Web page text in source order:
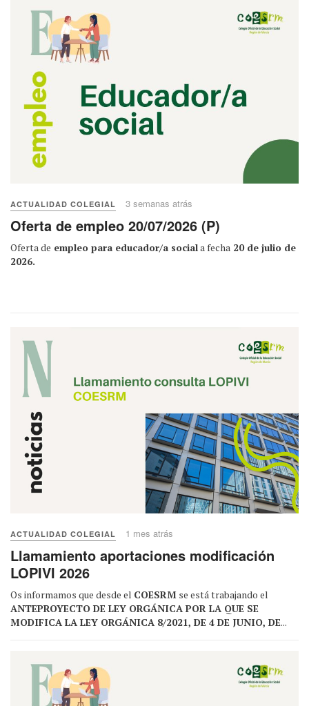
ACTUALIDAD COLEGIAL 3 semanas atrás
Oferta de empleo 20/07/2026 (P)
Oferta de empleo para educador/a sociala fecha 20 de julio de
2026.
ACTUALIDAD COLEGIAL 1 mes atrás
Llamamiento aportaciones modificación
LOPIVI 2026
Os informamos que desde el COESRM se está trabajando el
ANTEPROYECTO DE LEY ORGÁNICA POR LA QUE SE
MODIFICA LA LEY ORGÁNICA 8/2021, DE 4 DE JUNIO, DE...